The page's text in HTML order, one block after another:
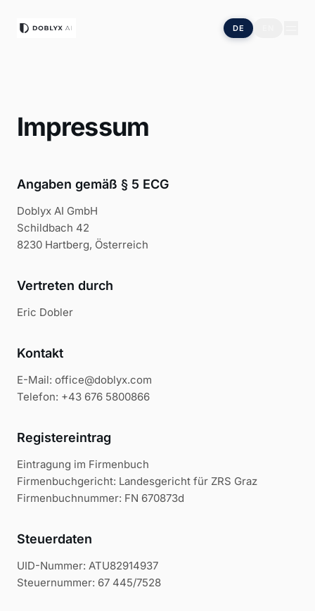
DE
Impressum
Angaben gemäß § 5 ECG
Doblyx AI GmbH
Schildbach 42
8230 Hartberg, Österreich
Vertreten durch
Eric Dobler
Kontakt
E-Mail: office@doblyx.com
Telefon: +43 676 5800866
Registereintrag
Eintragung im Firmenbuch
Firmenbuchgericht: Landesgericht für ZRS Graz
Firmenbuchnummer: FN 670873d
Steuerdaten
UID-Nummer: ATU82914937
Steuernummer: 67 445/7528